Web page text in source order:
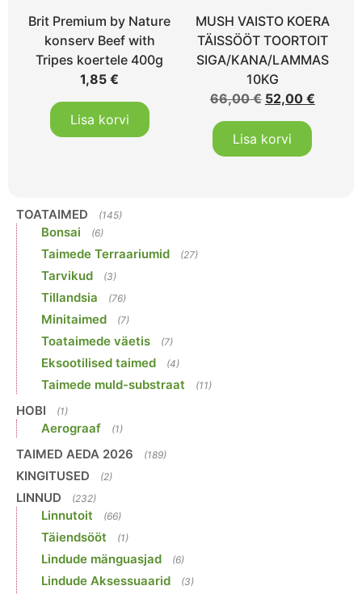
Brit Premium by Nature
konserv Beef with
Tripes koertele 400g
1,85€
Lisa korvi
MUSH VAISTO KOERA
TÄISSÖÖT TOORTOIT
SIGA/KANA/LAMMAS
10KG
66,00€ 52,00 €
Lisa korvi
TOATAIMED (145)
Bonsai (6)
Taimede Terraariumid (27)
Tarvikud (3)
Tillandsia (76)
Minitaimed (7)
Toataimede väetis (7)
Eksootilised taimed (4)
Taimede muld-substraat (11)
HOBI (1)
Aerograaf (1)
TAIMED AEDA 2026 (189)
KINGITUSED (2)
LINNUD (232)
Linnutoit (66)
Täiendsööt (1)
Lindude mänguasjad (6)
Lindude Aksessuaarid (3)